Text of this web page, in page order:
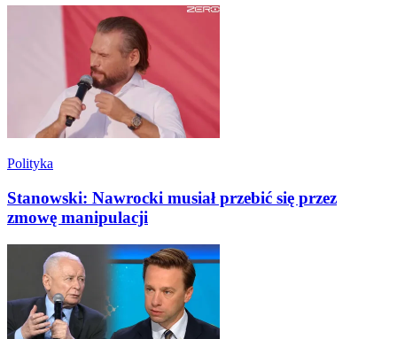
Polityka
Stanowski: Nawrocki musiał przebić się przez
zmowę manipulacji